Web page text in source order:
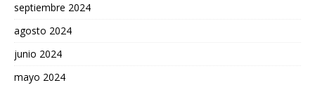
septiembre 2024
agosto 2024
junio 2024
mayo 2024